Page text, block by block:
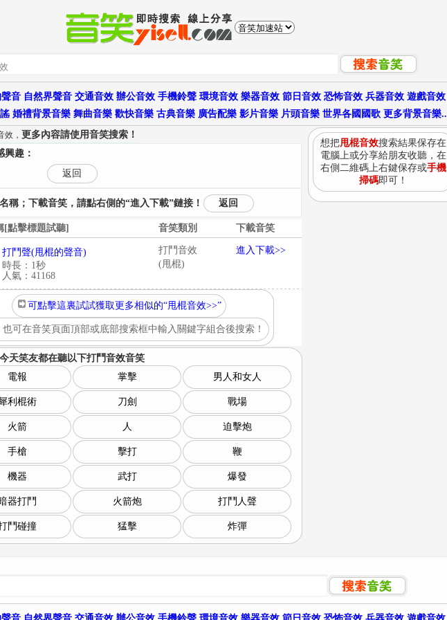
音 自然界聲音 交通音效 辦公音效 手機鈴聲 環境音效 樂器音效 節日音效 恐怖音效 兵器音效 遊戲音效
婚禮背景音樂 舞曲音樂 歡快音樂 古典音樂 廣告配樂 影片音樂 片頭音樂 世界各國國歌 更多背景音樂..
效， 更多內容請使用音笑搜索！
興趣：
返回
稱；下載音笑，請點右側的“進入下載”鏈接！ 返回
[點擊標題試聽] 音笑類別 下載音笑
打鬥聲(甩棍的聲音)
時長：1秒
人氣：41168
打鬥音效
(甩棍)
進入下載>>
可點擊這裏試試獲取更多相似的“甩棍音效>>”
也可在音笑頁面頂部或底部搜索框中輸入關鍵字組合後搜索！
今天笑友都在聽以下打鬥音效音笑
電報 掌擊 男人和女人
利棍術 刀劍 戰場
火箭 人 迫擊炮
手槍 擊打 鞭
機器 武打 爆發
器打鬥 火箭炮 打鬥人聲
鬥碰撞 猛擊 炸彈
想把甩棍音效搜索結果保存在
電腦上或分享給朋友收聽，在
右側二維碼上右鍵保存或手機
掃碼即可！